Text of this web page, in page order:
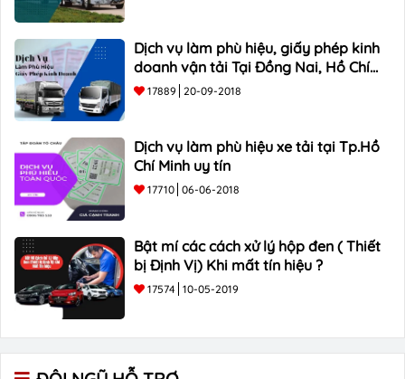
Dịch vụ làm phù hiệu, giấy phép kinh
doanh vận tải Tại Đồng Nai, Hồ Chí
Minh
17889 20-09-2018
Dịch vụ làm phù hiệu xe tải tại Tp.Hồ
Chí Minh uy tín
17710 06-06-2018
Bật mí các cách xử lý hộp đen ( Thiết
bị Định Vị) Khi mất tín hiệu ?
17574 10-05-2019